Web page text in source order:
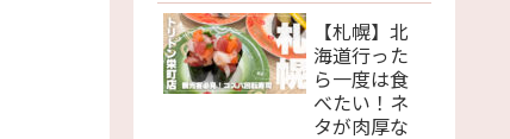
【札幌】北
海道行った
ら一度は食
べたい！ネ
タが肉厚な